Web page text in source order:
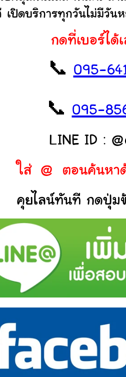
เปิดบริการทุกวันไม่มีวัน
กดที่เบอร์ได้
📞 095-
📞 095-
LINE ID :
ใส่ @ ตอนค้นหา
คุยไลน์ทันที กดปุ่มข้